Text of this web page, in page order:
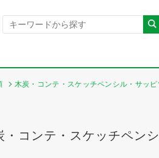
木炭・コンテ・スケッチペンシル・サッピ
・コンテ・スケッチペン